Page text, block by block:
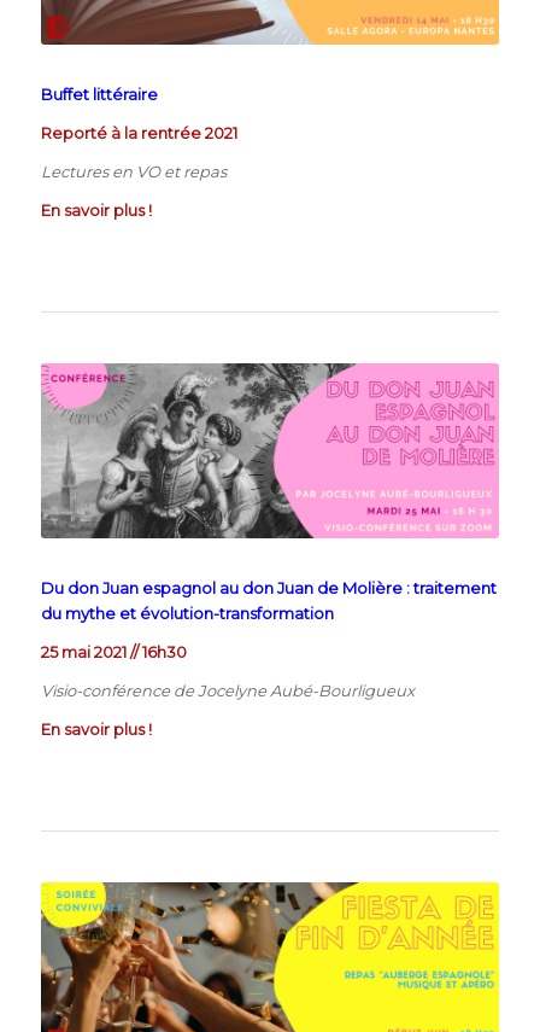
Buffet littéraire
Reporté à la rentrée 2021
Lectures en VO et repas
En savoir plus !
Du don Juan espagnol au don Juan de Molière : traitement
du mythe et évolution-transformation
25 mai 2021 // 16h30
Visio-conférence de Jocelyne Aubé-Bourligueux
En savoir plus !